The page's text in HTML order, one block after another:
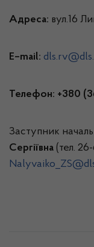
Адреса: вул.16
E–mail:
Телефон: +380
Заступник
Сергіївна (тел.